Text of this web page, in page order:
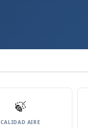
🍃
CALIDAD AIRE